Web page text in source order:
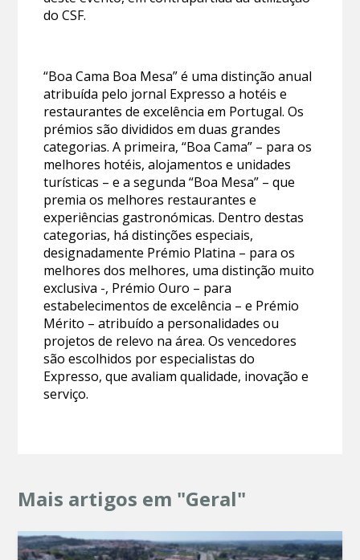
do CSF.
“Boa Cama Boa Mesa” é uma distinção anual
atribuída pelo jornal Expresso a hotéis e
restaurantes de excelência em Portugal. Os
prémios são divididos em duas grandes
categorias. A primeira, “Boa Cama” – para os
melhores hotéis, alojamentos e unidades
turísticas – e a segunda “Boa Mesa” – que
premia os melhores restaurantes e
experiências gastronómicas. Dentro destas
categorias, há distinções especiais,
designadamente Prémio Platina – para os
melhores dos melhores, uma distinção muito
exclusiva -, Prémio Ouro – para
estabelecimentos de excelência – e Prémio
Mérito – atribuído a personalidades ou
projetos de relevo na área. Os vencedores
são escolhidos por especialistas do
Expresso, que avaliam qualidade, inovação e
serviço.
Mais artigos em "Geral"